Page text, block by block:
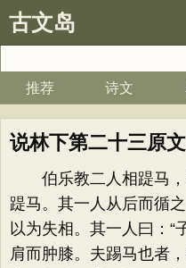
古文岛
推荐 诗文
说林下第二十三原文
伯乐教二人相踶马，
踶马。其一人从后而循
以为失相。其一人曰：“
肩而肿膝。夫踢马也者